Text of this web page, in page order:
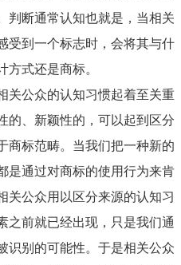
判断通常认知也就是，当相关
受到一个标志时，会将其与什
方式还是商标。
公众的认知习惯起着至关重
的、新颖性的，可以起到区分
商标范畴。当我们把一种新的
是通过对商标的使用行为来肯
关公众用以区分来源的认知习
之前就已经出现，只是我们通
识别的可能性。于是相关公众